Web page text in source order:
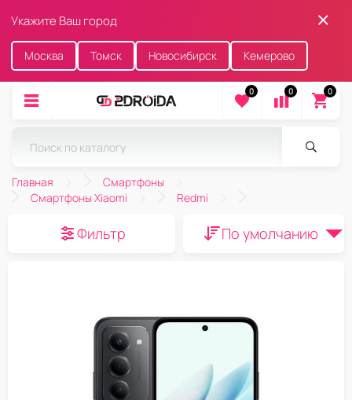
Укажите Ваш город
Москва Томск Новосибирск Кемерово
0 0 0
Главная
Смартфоны
Смартфоны Xiaomi
Redmi
Фильтр По умолчанию